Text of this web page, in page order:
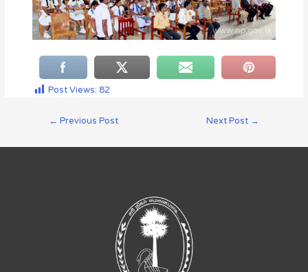
Post Views: 82
← Previous Post Next Post →